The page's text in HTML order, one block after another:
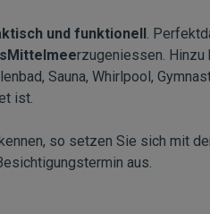
und funktionell.
rzugeniessen.
Sauna, Whirlpool,
ist.
so setzen Sie sich mit
aus.